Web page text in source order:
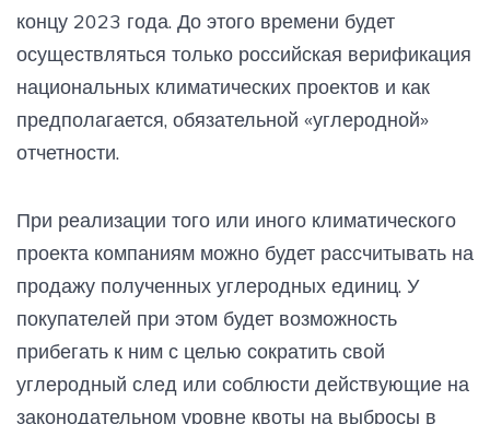
концу 2023 года. До этого времени будет
осуществляться только российская верификация
национальных климатических проектов и как
предполагается, обязательной «углеродной»
отчетности.
При реализации того или иного климатического
проекта компаниям можно будет рассчитывать на
продажу полученных углеродных единиц. У
покупателей при этом будет возможность
прибегать к ним с целью сократить свой
углеродный след или соблюсти действующие на
законодательном уровне квоты на выбросы в